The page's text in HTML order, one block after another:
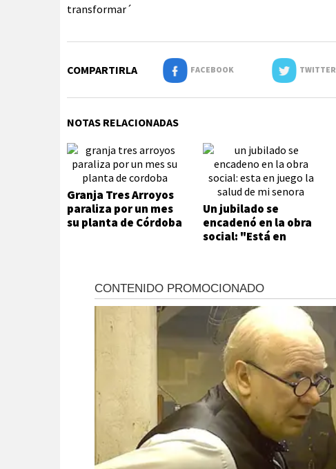
transformar´
COMPARTIRLA FACEBOOK TWITTER
NOTAS RELACIONADAS
Granja Tres Arroyos
paraliza por un mes
su planta de Córdoba
Un jubilado se
encadenó en la obra
social: "Está en